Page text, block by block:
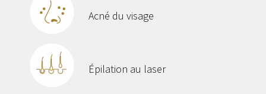
Acné du visage
Épilation au laser